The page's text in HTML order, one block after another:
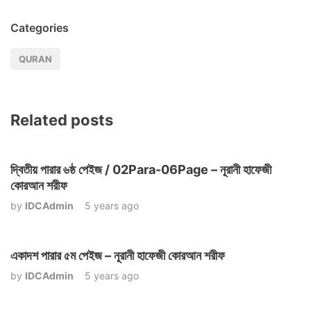
Categories
QURAN
Related posts
দ্বিতীয় পারার ৬ষ্ঠ পেইজ / 02Para-06Page – নূরানী হাফেজী
কোরআন শরীফ
by IDCAdmin 5 years ago
একাদশ পারার ৫ম পেইজ – নূরানী হাফেজী কোরআন শরীফ
by IDCAdmin 5 years ago